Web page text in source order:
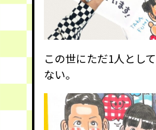
この世にただ1人とし
ない。